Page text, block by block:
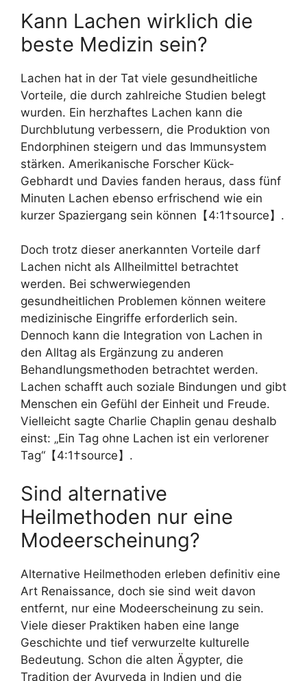
Kann Lachen wirklich die
beste Medizin sein?
Lachen hat in der Tat viele gesundheitliche
Vorteile, die durch zahlreiche Studien belegt
wurden. Ein herzhaftes Lachen kann die
Durchblutung verbessern, die Produktion von
Endorphinen steigern und das Immunsystem
stärken. Amerikanische Forscher Kück-
Gebhardt und Davies fanden heraus, dass fünf
Minuten Lachen ebenso erfrischend wie ein
kurzer Spaziergang sein können【4:1†source】.
Doch trotz dieser anerkannten Vorteile darf
Lachen nicht als Allheilmittel betrachtet
werden. Bei schwerwiegenden
gesundheitlichen Problemen können weitere
medizinische Eingriffe erforderlich sein.
Dennoch kann die Integration von Lachen in
den Alltag als Ergänzung zu anderen
Behandlungsmethoden betrachtet werden.
Lachen schafft auch soziale Bindungen und gibt
Menschen ein Gefühl der Einheit und Freude.
Vielleicht sagte Charlie Chaplin genau deshalb
einst: „Ein Tag ohne Lachen ist ein verlorener
Tag“【4:1†source】.
Sind alternative
Heilmethoden nur eine
Modeerscheinung?
Alternative Heilmethoden erleben definitiv eine
Art Renaissance, doch sie sind weit davon
entfernt, nur eine Modeerscheinung zu sein.
Viele dieser Praktiken haben eine lange
Geschichte und tief verwurzelte kulturelle
Bedeutung. Schon die alten Ägypter, die
Tradition der Ayurveda in Indien und die